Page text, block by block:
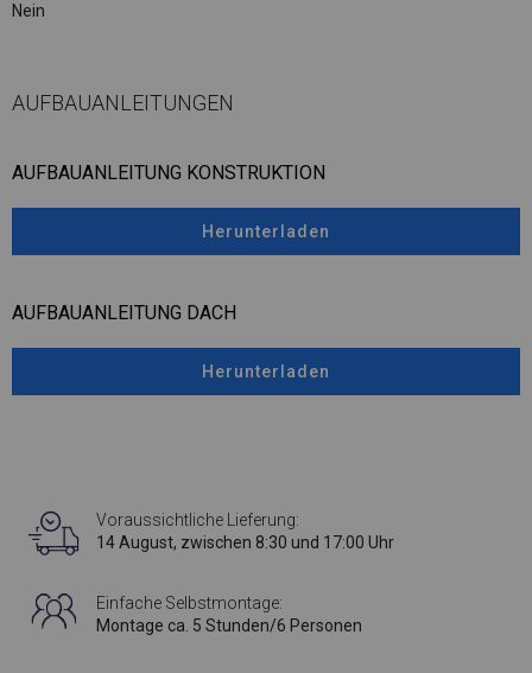
Nein
AUFBAUANLEITUNGEN
AUFBAUANLEITUNG KONSTRUKTION
Herunterladen
AUFBAUANLEITUNG DACH
Herunterladen
Voraussichtliche Lieferung:
14 August, zwischen 8:30 und 17:00 Uhr
Einfache Selbstmontage:
Montage ca. 5 Stunden/6 Personen